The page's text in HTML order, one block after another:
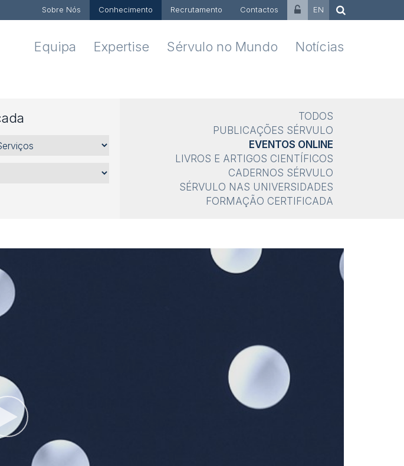
Sobre Nós Conhecimento Recrutamento Contactos EN
Equipa Expertise Sérvulo no Mundo Notícias
TODOS
PUBLICAÇÕES SÉRVULO
EVENTOS ONLINE
LIVROS E ARTIGOS CIENTÍFICOS
CADERNOS SÉRVULO
SÉRVULO NAS UNIVERSIDADES
FORMAÇÃO CERTIFICADA